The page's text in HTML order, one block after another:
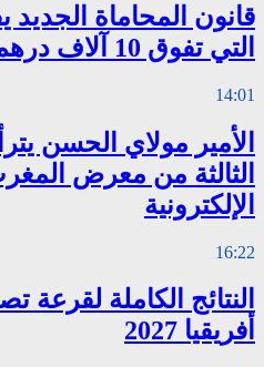
قانون المحاماة الجديد
التي تفوق 10 آلاف درهم بالشيك
14:01
الأمير مولاي الحسن
الثالثة من معرض
الإلكترونية
16:22
النتائج الكاملة
أفريقيا 2027